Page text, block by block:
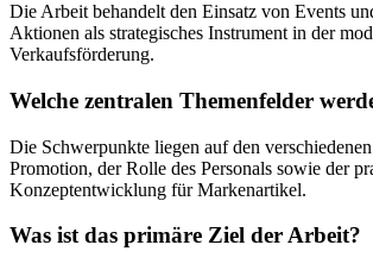
Die Arbeit behandelt den Einsatz von Events
Aktionen als strategisches Instrument in der
Verkaufsförderung.
Welche zentralen Themenfelder
Die Schwerpunkte liegen auf den
Promotion, der Rolle des Personals sowie der
Konzeptentwicklung für Markenartikel.
Was ist das primäre Ziel der Arbeit?